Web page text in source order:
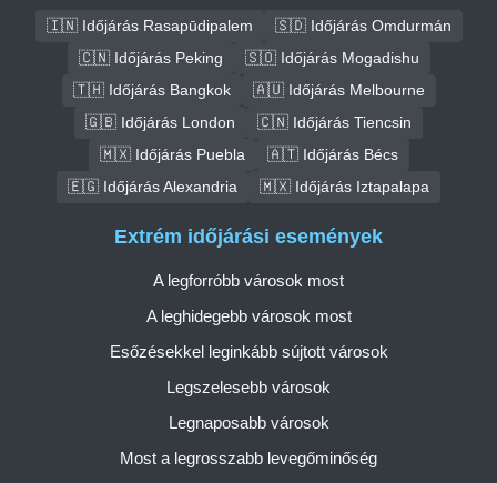
🇮🇳 Időjárás Rasapūdipalem
🇸🇩 Időjárás Omdurmán
🇨🇳 Időjárás Peking
🇸🇴 Időjárás Mogadishu
🇹🇭 Időjárás Bangkok
🇦🇺 Időjárás Melbourne
🇬🇧 Időjárás London
🇨🇳 Időjárás Tiencsin
🇲🇽 Időjárás Puebla
🇦🇹 Időjárás Bécs
🇪🇬 Időjárás Alexandria
🇲🇽 Időjárás Iztapalapa
Extrém időjárási események
A legforróbb városok most
A leghidegebb városok most
Esőzésekkel leginkább sújtott városok
Legszelesebb városok
Legnaposabb városok
Most a legrosszabb levegőminőség